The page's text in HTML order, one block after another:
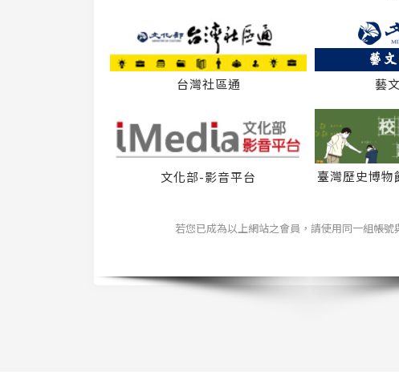
台灣社區通 藝
文化部-影音平台
臺灣歷史博物
若您已成為以上網站之會員，請使用同一組帳號